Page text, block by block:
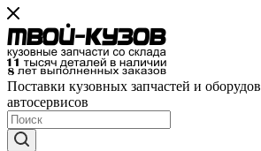
Поставки кузовных запчастей и
автосервисов